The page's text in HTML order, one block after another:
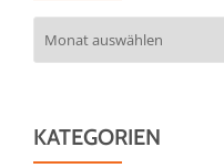
KATEGORIEN